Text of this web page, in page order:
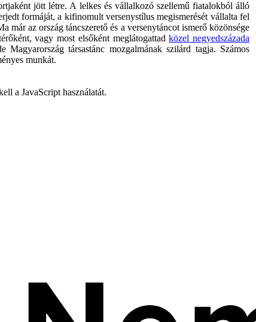
jött létre. A lelkes és vállalkozó szellemű fiatalokból álló
formáját, a kifinomult versenystílus megismerését vállalta fel
már az ország táncszerető és a versenytáncot ismerő közönsége
vagy most elsőként meglátogattadközel negyedszázada
társastánc mozgalmának szilárd tagja. Számos
munkát.
a JavaScript használatát.